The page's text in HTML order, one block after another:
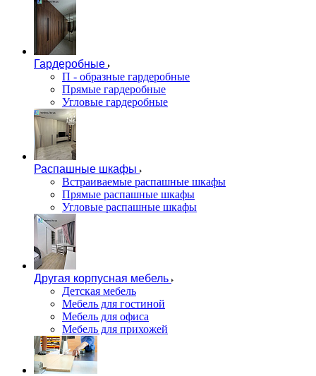
Гардеробные
П - образные гардеробные
Прямые гардеробные
Угловые гардеробные
Распашные шкафы
Встраиваемые распашные шкафы
Прямые распашные шкафы
Угловые распашные шкафы
Другая корпусная мебель
Детская мебель
Мебель для гостиной
Мебель для офиса
Мебель для прихожей